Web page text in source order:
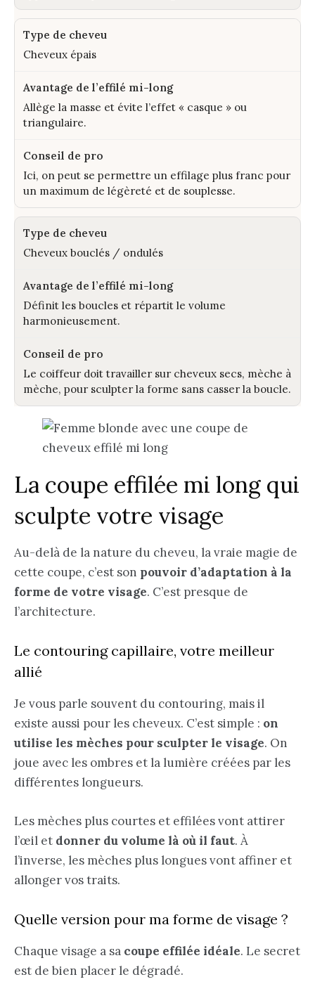
Cheveux épais
Allège la masse et évite l’effet « casque » ou
triangulaire.
Ici, on peut se permettre un effilage plus franc pour
un maximum de légèreté et de souplesse.
Cheveux bouclés / ondulés
Définit les boucles et répartit le volume
harmonieusement.
Le coiffeur doit travailler sur cheveux secs, mèche à
mèche, pour sculpter la forme sans casser la boucle.
La coupe effilée mi long qui
sculpte votre visage
Au-delà de la nature du cheveu, la vraie magie de
cette coupe, c’est son pouvoir d’adaptation à la
forme de votre visage. C’est presque de
l’architecture.
Le contouring capillaire, votre meilleur
allié
Je vous parle souvent du contouring, mais il
existe aussi pour les cheveux. C’est simple : on
utilise les mèches pour sculpter le visage. On
joue avec les ombres et la lumière créées par les
différentes longueurs.
Les mèches plus courtes et effilées vont attirer
l’œil et donner du volume là où il faut. À
l’inverse, les mèches plus longues vont affiner et
allonger vos traits.
Quelle version pour ma forme de visage ?
Chaque visage a sa coupe effilée idéale. Le secret
est de bien placer le dégradé.